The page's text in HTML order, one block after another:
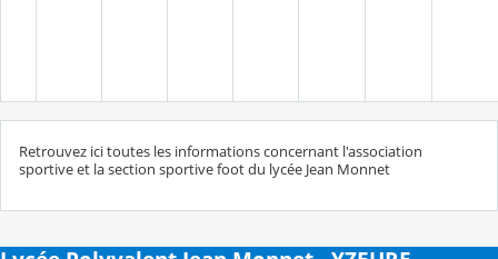
Retrouvez ici toutes les informations concernant l'association
sportive et la section sportive foot du lycée Jean Monnet